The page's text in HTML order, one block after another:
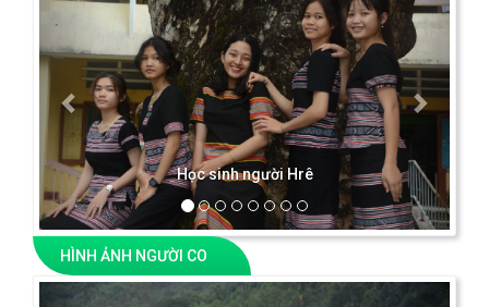
lười biếng
12 34567 8910 [có 1941 từ]
Học sinh người Hrê
HÌNH ẢNH NGƯỜI CO
Previous